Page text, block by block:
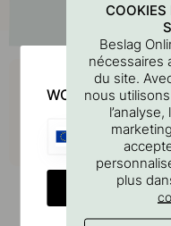
COOKIES
Beslag
nécessaires
du site.
nous
plus
WOULD YOU